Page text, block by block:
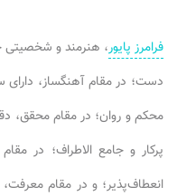
فرامرز پایور، هنرمند و شخصیتی
دست؛ در مقام آهنگساز،
محکم و روان؛ در مقام محقق،
پرکار و جامع الاطراف؛ در
انعطاف‌پذیر؛ و در مقام